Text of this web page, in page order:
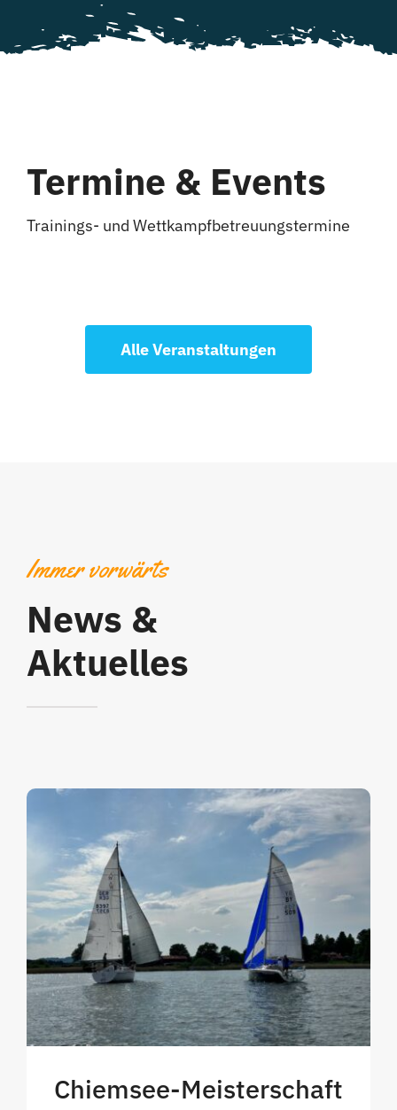
Termine & Events
Trainings- und Wettkampfbetreuungstermine
Alle Veranstaltungen
Immer vorwärts
News &
Aktuelles
Chiemsee-Meisterschaft